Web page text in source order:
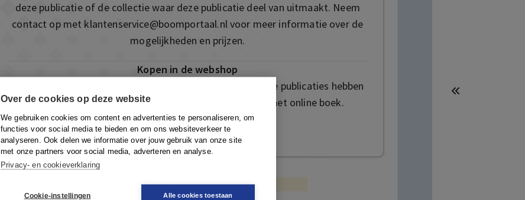
Over de cookies op deze website
We gebruiken cookies om content en advertenties te personaliseren, om
functies voor social media te bieden en om ons websiteverkeer te
analyseren. Ook delen we informatie over jouw gebruik van onze site
met onze partners voor social media, adverteren en analyse.
Privacy- en cookieverklaring
Cookie-instellingen Alle cookies toestaan
deze publicatie of de collectie waar deze publicatie deel van uitmaakt. Neem
contact op met klantenservice@boomportaal.nlvoor meer informatie over de
mogelijkheden en prijzen.
Kopen in de webshop
Deze publicatie is ook te vinden in onze webshop. Sommige publicaties hebben
ook de mogelijkheid om direct toegang te kopen tot het online boek.
Naar de webshop